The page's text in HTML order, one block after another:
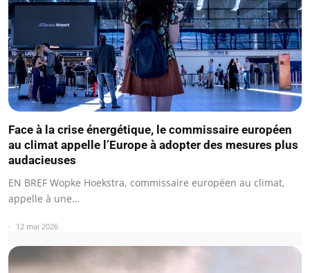
Face à la crise énergétique, le commissaire européen
au climat appelle l’Europe à adopter des mesures plus
audacieuses
EN BREF Wopke Hoekstra, commissaire européen au climat,
appelle à une…
12 mai 2026